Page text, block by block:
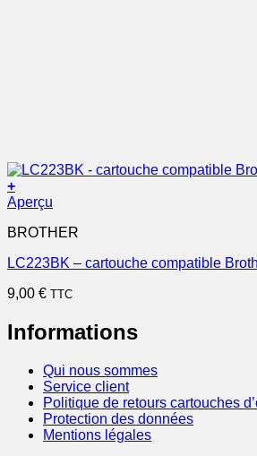
+
Aperçu
BROTHER
LC223BK – cartouche compatible
9,00 € TTC
Informations
Qui nous sommes
Service client
Politique de retours cartouches
Protection des données
Mentions légales